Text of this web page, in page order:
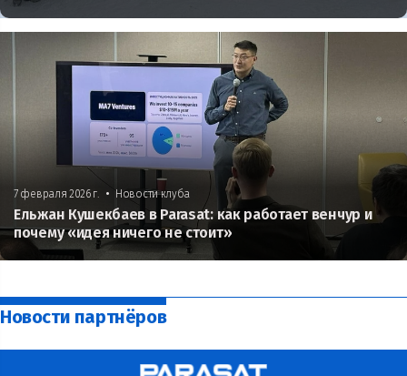
7 февраля 2026 г. • Новости клуба
Ельжан Кушекбаев в Parasat: как работает венчур и
почему «идея ничего не стоит»
Новости партнёров